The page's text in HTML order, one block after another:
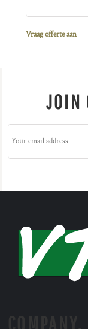
Vraag offerte aan
JOIN